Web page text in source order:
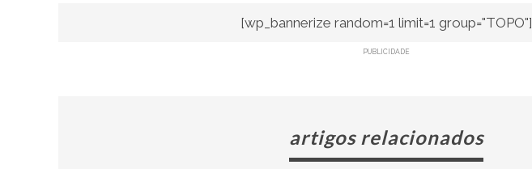
[wp_bannerize random=1 limit=1 group="TOPO"]
PUBLICIDADE
artigos relacionados